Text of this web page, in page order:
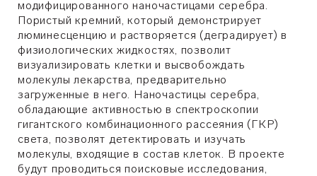
модифицированного наночастицами серебра.
Пористый кремний, который демонстрирует
люминесценцию и растворяется (деградирует) в
физиологических жидкостях, позволит
визуализировать клетки и высвобождать
молекулы лекарства, предварительно
загруженные в него. Наночастицы серебра,
обладающие активностью в спектроскопии
гигантского комбинационного рассеяния (ГКР)
света, позволят детектировать и изучать
молекулы, входящие в состав клеток. В проекте
будут проводиться поисковые исследования,